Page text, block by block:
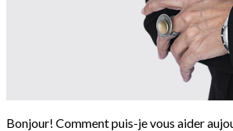
Bonjour! Comment puis-je vous aider